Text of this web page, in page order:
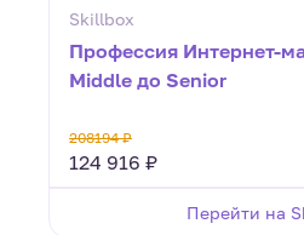
Skillbox
Профессия Интернет-
Middle до Senior
208194 ₽
124 916 ₽
Перейти на